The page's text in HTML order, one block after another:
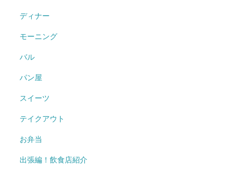
ディナー
モーニング
バル
パン屋
スイーツ
テイクアウト
お弁当
出張編！飲食店紹介